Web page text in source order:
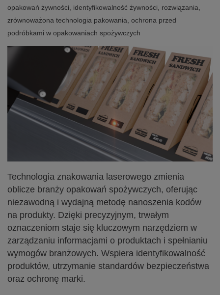
opakowań żywności, identyfikowalność żywności, rozwiązania,
zrównoważona technologia pakowania, ochrona przed
podróbkami w opakowaniach spożywczych
Technologia znakowania laserowego zmienia
oblicze branży opakowań spożywczych, oferując
niezawodną i wydajną metodę nanoszenia kodów
na produkty. Dzięki precyzyjnym, trwałym
oznaczeniom staje się kluczowym narzędziem w
zarządzaniu informacjami o produktach i spełnianiu
wymogów branżowych. Wspiera identyfikowalność
produktów, utrzymanie standardów bezpieczeństwa
oraz ochronę marki.